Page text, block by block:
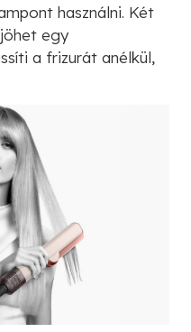
használni. Két
egy
a frizurát anélkül,